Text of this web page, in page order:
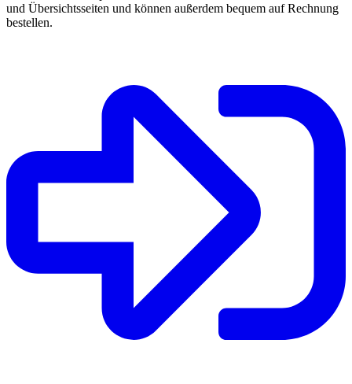
und Übersichtsseiten und können außerdem bequem auf Rechnung
bestellen.